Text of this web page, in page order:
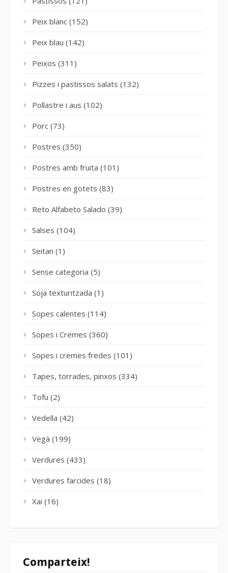
Peix blanc (152)
Peix blau (142)
Peixos (311)
Pizzes i pastissos salats (132)
Pollastre i aus (102)
Porc (73)
Postres (350)
Postres amb fruita (101)
Postres en gotets (83)
Reto Alfabeto Salado (39)
Salses (104)
Seitan (1)
Sense categoria (5)
Soja texturitzada (1)
Sopes calentes (114)
Sopes i Cremes (360)
Sopes i cremes fredes (101)
Tapes, torrades, pinxos (334)
Tofu (2)
Vedella (42)
Vegà (199)
Verdures (433)
Verdures farcides (18)
Xai (16)
Comparteix!